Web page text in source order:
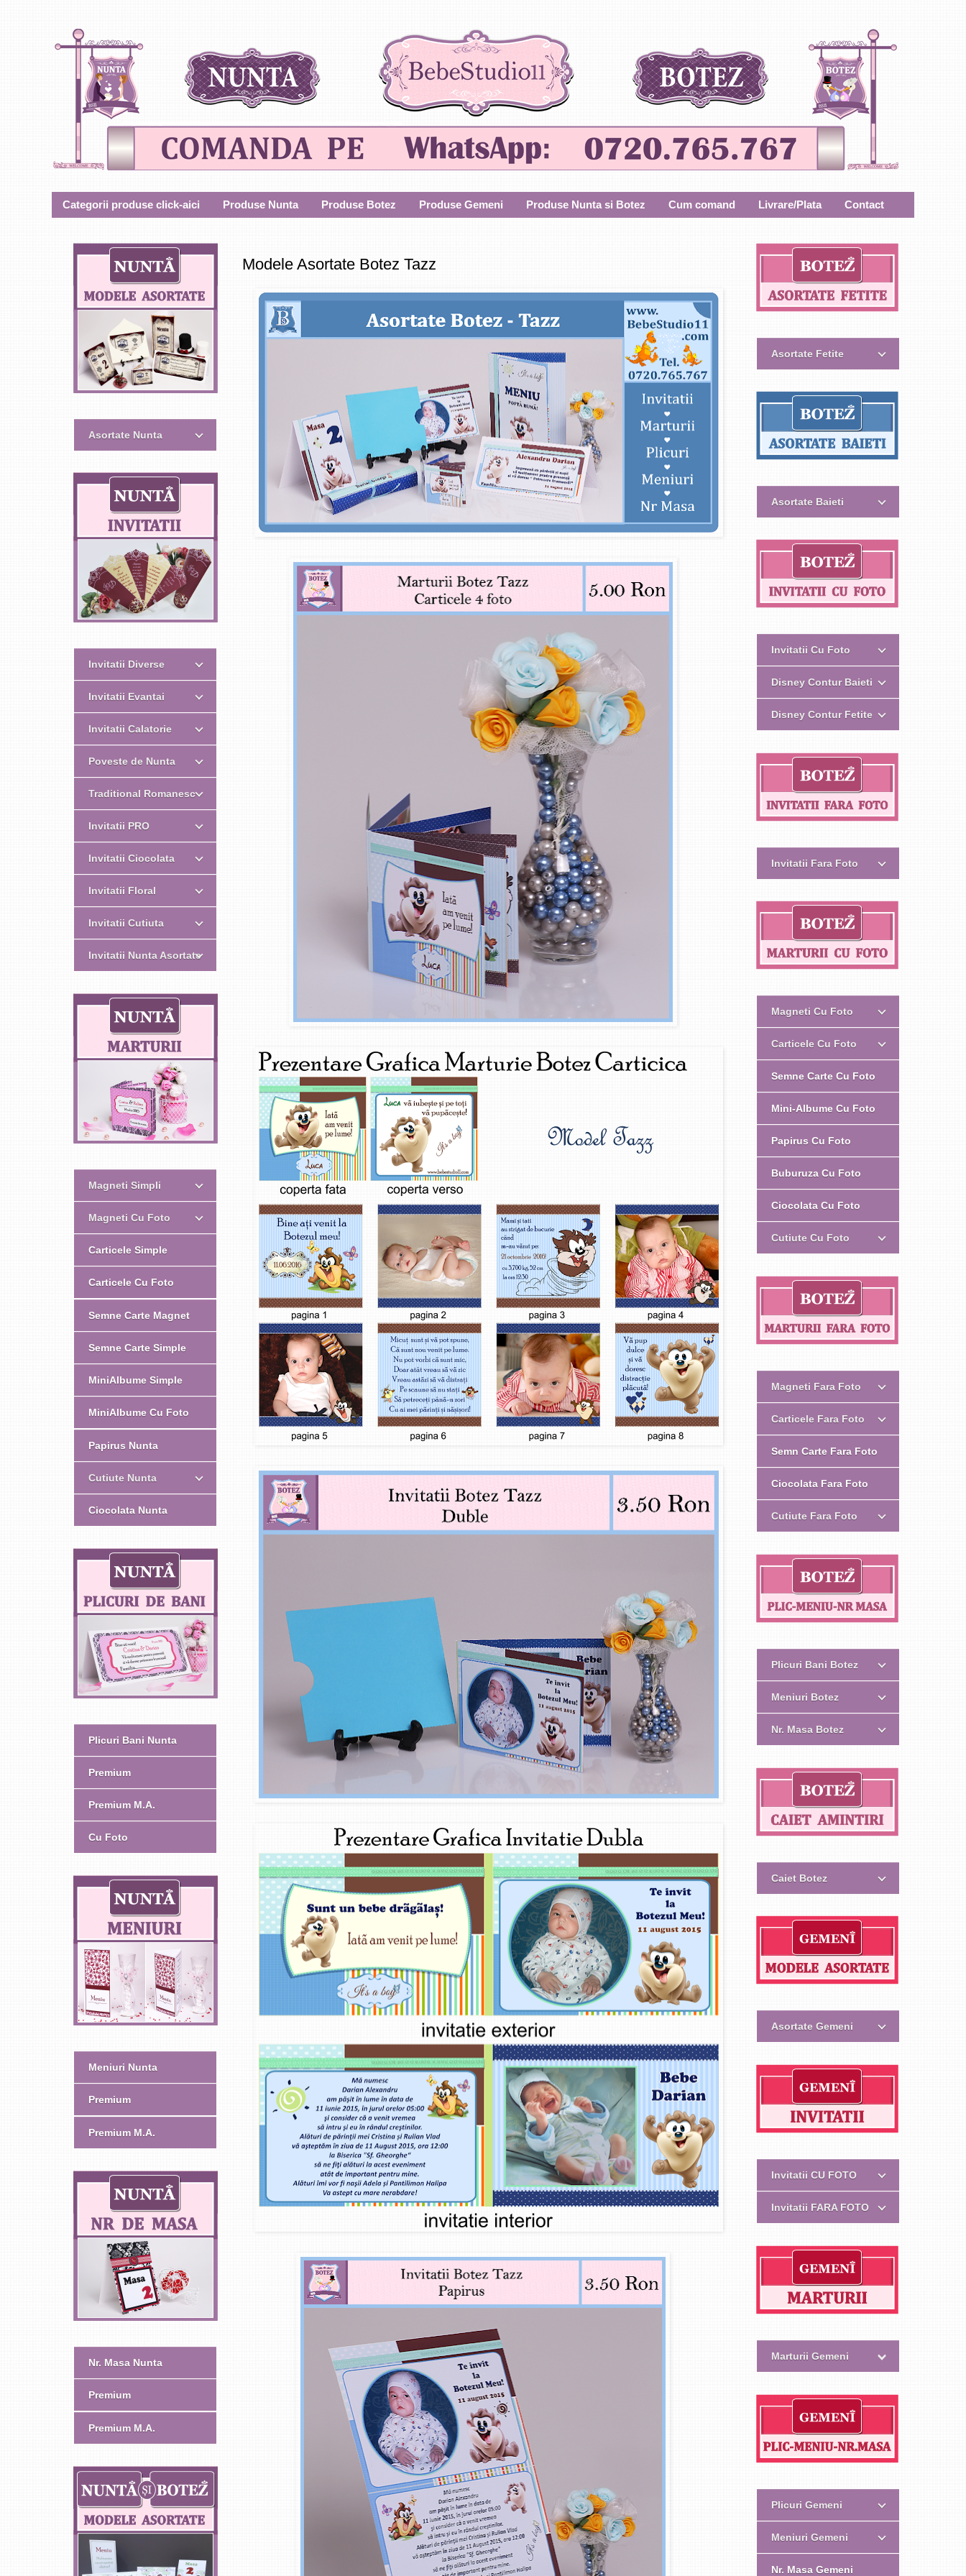
Categorii produse click-aici Produse Nunta Produse Botez Produse Gemeni Produse Nunta si Botez Cum comand Livrare/Plata Contact
Modele Asortate Botez Tazz
Asortate Nunta
Invitatii Diverse
Invitatii Evantai
Invitatii Calatorie
Poveste de Nunta
Traditional Romanesc
Invitatii PRO
Invitatii Ciocolata
Invitatii Floral
Invitatii Cutiuta
Invitatii Nunta Asortate
Magneti Simpli
Magneti Cu Foto
Carticele Simple
Carticele Cu Foto
Semne Carte Magnet
Semne Carte Simple
MiniAlbume Simple
MiniAlbume Cu Foto
Papirus Nunta
Cutiute Nunta
Ciocolata Nunta
Plicuri Bani Nunta
Premium
Premium M.A.
Cu Foto
Meniuri Nunta
Premium
Premium M.A.
Nr. Masa Nunta
Premium
Premium M.A.
Asortate Fetite
Asortate Baieti
Invitatii Cu Foto
Disney Contur Baieti
Disney Contur Fetite
Invitatii Fara Foto
Magneti Cu Foto
Carticele Cu Foto
Semne Carte Cu Foto
Mini-Albume Cu Foto
Papirus Cu Foto
Buburuza Cu Foto
Ciocolata Cu Foto
Cutiute Cu Foto
Magneti Fara Foto
Carticele Fara Foto
Semn Carte Fara Foto
Ciocolata Fara Foto
Cutiute Fara Foto
Plicuri Bani Botez
Meniuri Botez
Nr. Masa Botez
Caiet Botez
Asortate Gemeni
Invitatii CU FOTO
Invitatii FARA FOTO
Marturii Gemeni
Plicuri Gemeni
Meniuri Gemeni
Nr. Masa Gemeni